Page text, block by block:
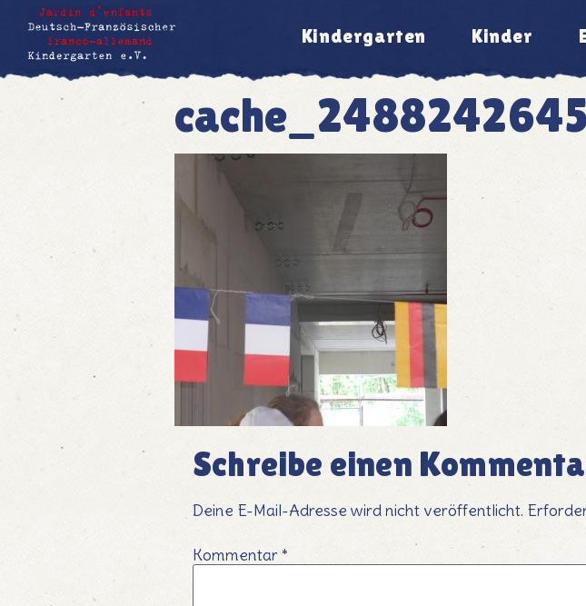
Kindergarten Kinder
cache_2488242645
Schreibe einen
Deine E-Mail-Adresse wird nicht veröffentlicht.
Kommentar*